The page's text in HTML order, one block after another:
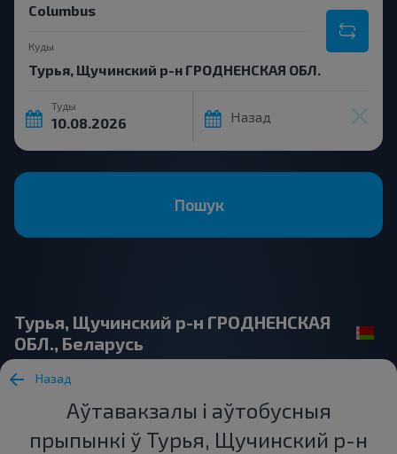
Куды
Туды
Назад
Пошук
Турья, Щучинский р-н ГРОДНЕНСКАЯ
ОБЛ., Беларусь
Назад
Аўтавакзалы і аўтобусныя
прыпынкі ў Турья, Щучинский р-н